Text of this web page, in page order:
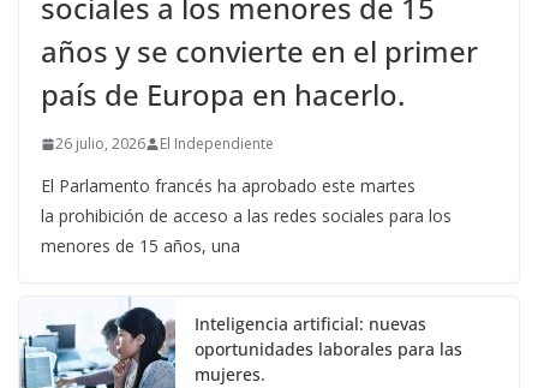
sociales a los menores de 15
años y se convierte en el primer
país de Europa en hacerlo.
26 julio, 2026 El Independiente
El Parlamento francés ha aprobado este martes
la prohibición de acceso a las redes sociales para los
menores de 15 años, una
Inteligencia artificial: nuevas
oportunidades laborales para las
mujeres.